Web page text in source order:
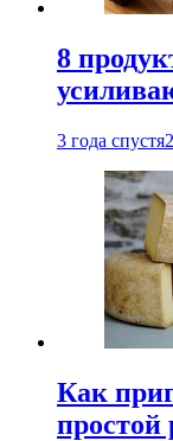
8
3 года спустя
Как